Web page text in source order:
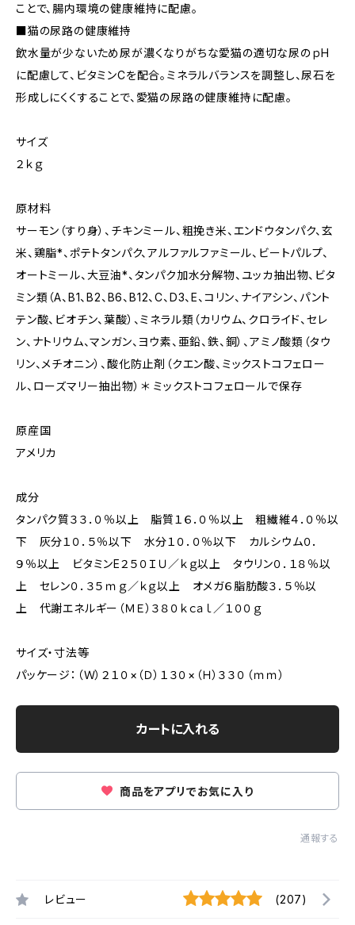
ことで、腸内環境の健康維持に配慮。
■猫の尿路の健康維持
飲水量が少ないため尿が濃くなりがちな愛猫の適切な尿のｐH
に配慮して、ビタミンCを配合。ミネラルバランスを調整し、尿石を
形成しにくくすることで、愛猫の尿路の健康維持に配慮。
サイズ
２ｋｇ
原材料
サーモン（すり身）、チキンミール、粗挽き米、エンドウタンパク、玄
米、鶏脂*、ポテトタンパク、アルファルファミール、ビートパルプ、
オートミール、大豆油*、タンパク加水分解物、ユッカ抽出物、ビタ
ミン類（A、B1、B2、B6、B12、C、D3、E、コリン、ナイアシン、パント
テン酸、ビオチン、葉酸）、ミネラル類（カリウム、クロライド、セレ
ン、ナトリウム、マンガン、ヨウ素、亜鉛、鉄、銅）、アミノ酸類（タウ
リン、メチオニン）、酸化防止剤（クエン酸、ミックストコフェロー
ル、ローズマリー抽出物）＊ ミックストコフェロールで保存
原産国
アメリカ
成分
タンパク質３３．０％以上 脂質１６．０％以上 粗繊維４．０％以
下 灰分１０．５％以下 水分１０．０％以下 カルシウム０．
９％以上 ビタミンE２５０ＩＵ／ｋｇ以上 タウリン０．１８％以
上 セレン０．３５ｍｇ／ｋｇ以上 オメガ６脂肪酸３．５％以
上 代謝エネルギー（ＭＥ）３８０ｋｃａｌ／１００ｇ
サイズ・寸法等
パッケージ：（Ｗ）２１０×（Ｄ）１３０×（Ｈ）３３０（ｍｍ）
カートに入れる
商品をアプリでお気に入り
通報する
レビュー (207)